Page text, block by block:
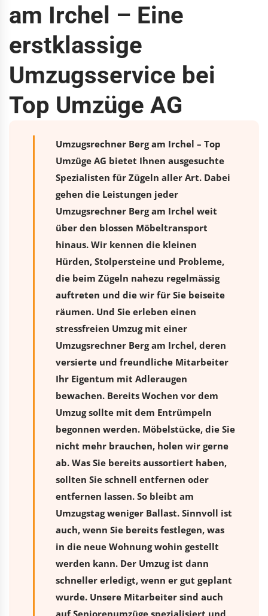
am Irchel – Eine
erstklassige
Umzugsservice bei
Top Umzüge AG
Umzugsrechner Berg am Irchel – Top
Umzüge AG bietet Ihnen ausgesuchte
Spezialisten für Zügeln aller Art. Dabei
gehen die Leistungen jeder
Umzugsrechner Berg am Irchel weit
über den blossen Möbeltransport
hinaus. Wir kennen die kleinen
Hürden, Stolpersteine und Probleme,
die beim Zügeln nahezu regelmässig
auftreten und die wir für Sie beiseite
räumen. Und Sie erleben einen
stressfreien Umzugmit einer
Umzugsrechner Berg am Irchel, deren
versierte und freundliche Mitarbeiter
Ihr Eigentum mit Adleraugen
bewachen. Bereits Wochen vor dem
Umzug sollte mit dem Entrümpeln
begonnen werden. Möbelstücke, die Sie
nicht mehr brauchen, holen wir gerne
ab. Was Sie bereits aussortiert haben,
sollten Sie schnell entfernen oder
entfernen lassen. So bleibt am
Umzugstag weniger Ballast. Sinnvoll ist
auch, wenn Sie bereits festlegen, was
in die neue Wohnung wohin gestellt
werden kann. Der Umzug ist dann
schneller erledigt, wenn er gut geplant
wurde. Unsere Mitarbeiter sind auch
auf Seniorenumzüge spezialisiert und